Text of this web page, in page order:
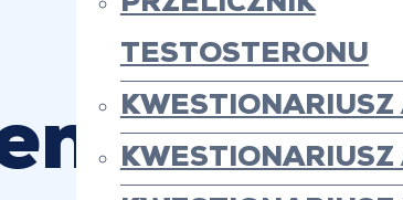
TESTOSTERONU
KWESTIONARIUSZ
KWESTIONARIUSZ